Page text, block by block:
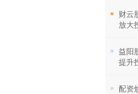
财云
放大
益阳
提升
配资